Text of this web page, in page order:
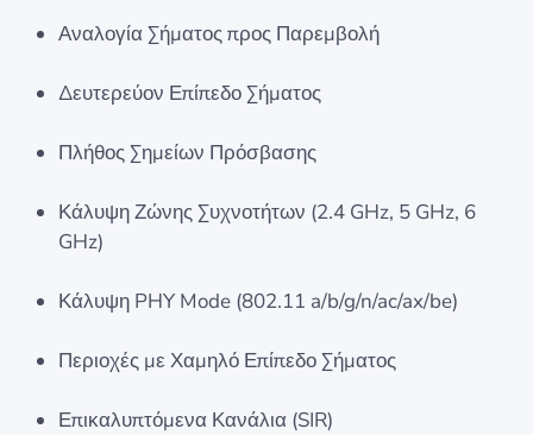
Αναλογία Σήματος προς Παρεμβολή
Δευτερεύον Επίπεδο Σήματος
Πλήθος Σημείων Πρόσβασης
Κάλυψη Ζώνης Συχνοτήτων (2.4 GHz, 5 GHz, 6
GHz)
Κάλυψη PHY Mode (802.11 a/b/g/n/ac/ax/be)
Περιοχές με Χαμηλό Επίπεδο Σήματος
Επικαλυπτόμενα Κανάλια (SIR)